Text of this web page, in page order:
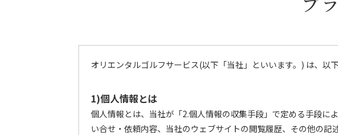
オリエンタルゴルフサービス(以下「当社」といいます。) は、以
1)個人情報とは
個人情報とは、当社が「2.個人情報の収集手段」で定める手段
い合せ・依頼内容、当社のウェブサイトの閲覧履歴、その他の